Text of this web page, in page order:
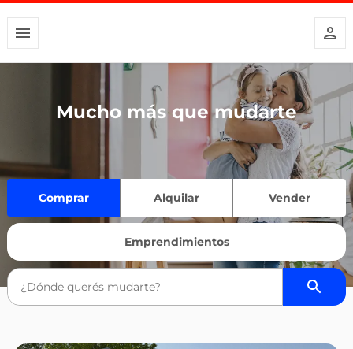
Mucho más que mudarte
Comprar Alquilar Vender
Emprendimientos